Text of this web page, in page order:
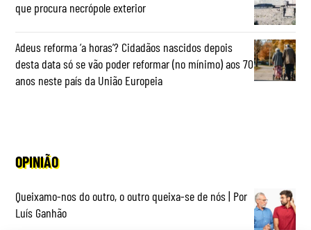
que procura necrópole exterior
Adeus reforma ‘a horas’? Cidadãos nascidos depois
desta data só se vão poder reformar (no mínimo) aos 70
anos neste país da União Europeia
OPINIÃO
Queixamo-nos do outro, o outro queixa-se de nós | Por
Luís Ganhão